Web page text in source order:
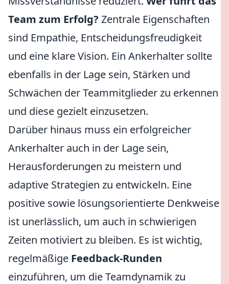
Team zum Erfolg? Zentrale Eigenschaften
sind Empathie, Entscheidungsfreudigkeit
und eine klare Vision. Ein Ankerhalter sollte
ebenfalls in der Lage sein, Stärken und
Schwächen der Teammitglieder zu erkennen
und diese gezielt einzusetzen.
Darüber hinaus muss ein erfolgreicher
Ankerhalter auch in der Lage sein,
Herausforderungen zu meistern und
adaptive Strategien zu entwickeln. Eine
positive sowie lösungsorientierte Denkweise
ist unerlässlich, um auch in schwierigen
Zeiten motiviert zu bleiben. Es ist wichtig,
regelmäßige Feedback-Runden
einzuführen, um die Teamdynamik zu